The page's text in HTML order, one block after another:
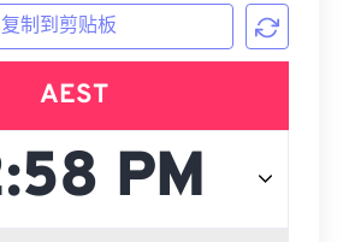
复制到剪贴板
AEST